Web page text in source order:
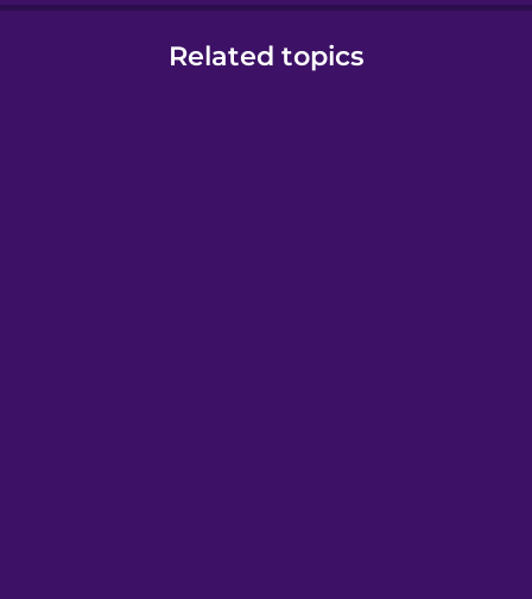
Related topics